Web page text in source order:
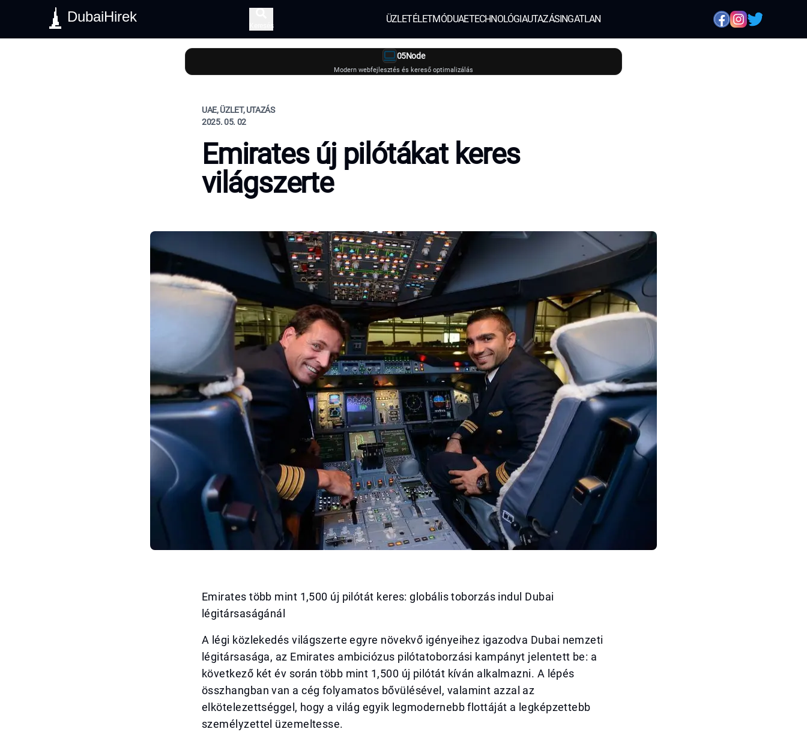
DubaiHirek
Keresés
ÜZLETÉLETMÓDUAETECHNOLÓGIAUTAZÁSINGATLAN
05Node
Modern webfejlesztés és kereső optimalizálás
UAE, ÜZLET, UTAZÁS
2025. 05. 02
Emirates új pilótákat keres
világszerte
Emirates több mint 1,500 új pilótát keres: globális toborzás indul Dubai
légitársaságánál
A légi közlekedés világszerte egyre növekvő igényeihez igazodva Dubai nemzeti
légitársasága, az Emirates ambiciózus pilótatoborzási kampányt jelentett be: a
következő két év során több mint 1,500 új pilótát kíván alkalmazni. A lépés
összhangban van a cég folyamatos bővülésével, valamint azzal az
elkötelezettséggel, hogy a világ egyik legmodernebb flottáját a legképzettebb
személyzettel üzemeltesse.